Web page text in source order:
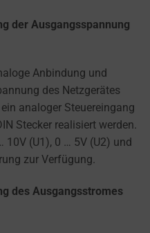
der Ausgangsspannung
Anbindung und
des Netzgerätes
analoger Steuereingang
Stecker realisiert werden.
10V (U1), 0 … 5V (U2) und
zur Verfügung.
des Ausgangsstromes